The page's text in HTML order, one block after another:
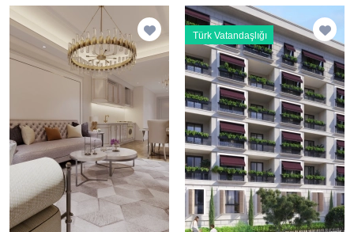
Türk Vatandaşlığı